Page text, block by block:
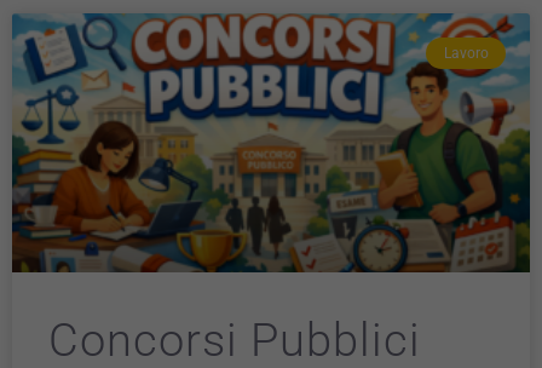
Lavoro
Concorsi Pubblici